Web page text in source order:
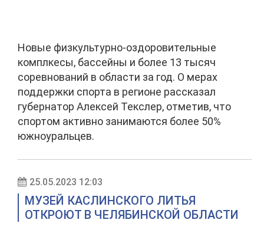
Новые физкультурно-оздоровительные
комплкесы, бассейны и более 13 тысяч
соревнований в области за год. О мерах
поддержки спорта в регионе рассказал
губернатор Алексей Текслер, отметив, что
спортом активно занимаются более 50%
южноуральцев.
25.05.2023 12:03
МУЗЕЙ КАСЛИНСКОГО ЛИТЬЯ
ОТКРОЮТ В ЧЕЛЯБИНСКОЙ ОБЛАСТИ